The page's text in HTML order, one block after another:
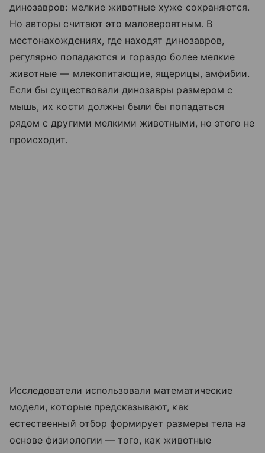
динозавров: мелкие животные хуже сохраняются.
Но авторы считают это маловероятным. В
местонахождениях, где находят динозавров,
регулярно попадаются и гораздо более мелкие
животные — млекопитающие, ящерицы, амфибии.
Если бы существовали динозавры размером с
мышь, их кости должны были бы попадаться
рядом с другими мелкими животными, но этого не
происходит.
Исследователи использовали математические
модели, которые предсказывают, как
естественный отбор формирует размеры тела на
основе физиологии — того, как животные